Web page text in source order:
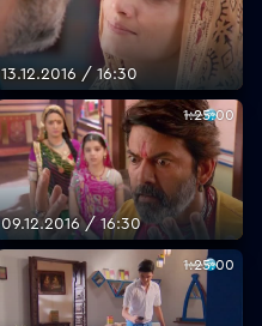
13.12.2016 / 16:30
1:25:00
09.12.2016 / 16:30
1:25:00